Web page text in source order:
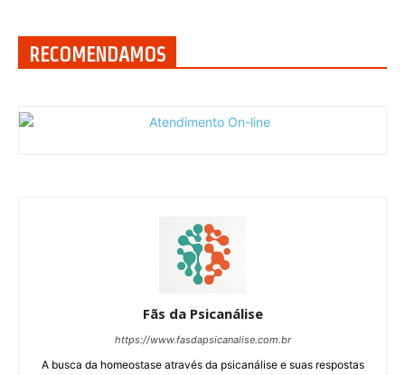
RECOMENDAMOS
Fãs da Psicanálise
https://www.fasdapsicanalise.com.br
A busca da homeostase através da psicanálise e suas respostas